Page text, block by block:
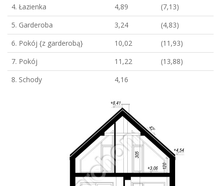
4. Łazienka
4,89
(7,13)
5. Garderoba
3,24
(4,83)
6. Pokój {z garderobą}
10,02
(11,93)
7. Pokój
11,22
(13,88)
8. Schody
4,16